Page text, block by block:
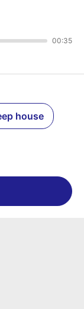
00:35
house